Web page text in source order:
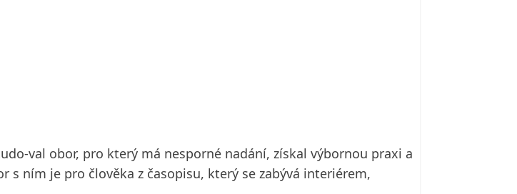
val obor, pro který má nesporné nadání, získal výbornou praxi a
s ním je pro člověka z časopisu, který se zabývá interiérem,